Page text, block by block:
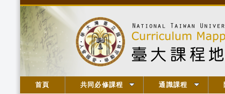
首頁 共同必修課程 通識課程